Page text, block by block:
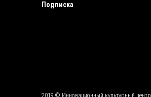
Подписка
2019 © Инновационный культурный центр